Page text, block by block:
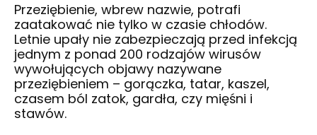
Przeziębienie, wbrew nazwie, potrafi
zaatakować nie tylko w czasie chłodów.
Letnie upały nie zabezpieczają przed infekcją
jednym z ponad 200 rodzajów wirusów
wywołujących objawy nazywane
przeziębieniem – gorączka, tatar, kaszel,
czasem ból zatok, gardła, czy mięśni i
stawów.